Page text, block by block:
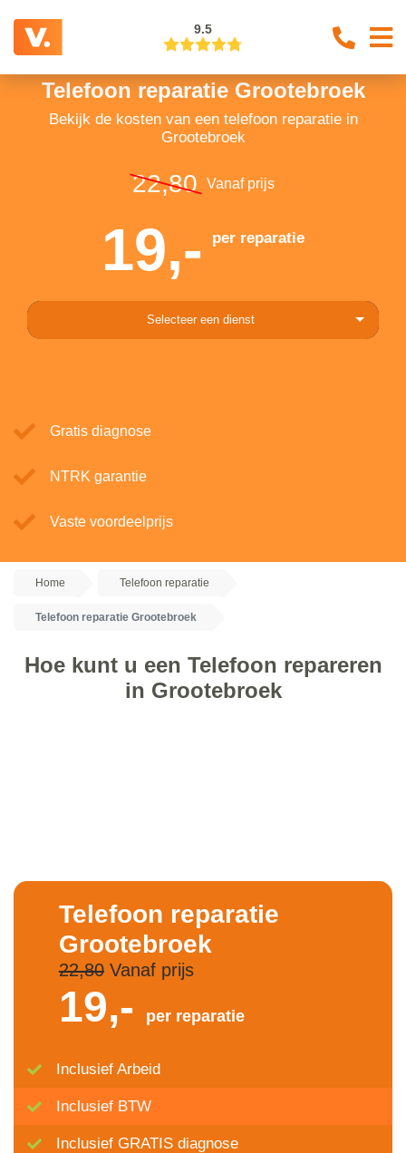
9.5
Telefoon reparatie Grootebroek
Bekijk de kosten van een telefoon reparatie in
Grootebroek
22,80 Vanaf prijs
19,- per reparatie
Selecteer een dienst
Gratis diagnose
NTRK garantie
Vaste voordeelprijs
Home Telefoon reparatie
Telefoon reparatie Grootebroek
Hoe kunt u een Telefoon repareren
in Grootebroek
Telefoon reparatie
Grootebroek
22,80Vanaf prijs
19,- per reparatie
Inclusief Arbeid
Inclusief BTW
Inclusief GRATIS diagnose